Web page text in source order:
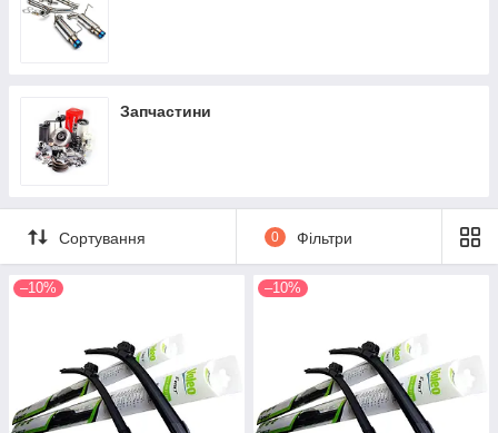
Запчастини
Сортування 0 Фільтри
–10% –10%